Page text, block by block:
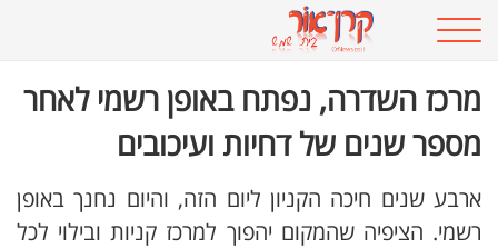
מרכז השדרה, נפתח באופן רשמי לאחר
מספר שנים של דחיות ועיכובים
ארבע שנים חיכה הקניון ליום הזה, והיום נחנך באופן
רשמי. הציפיה שהמקום יהפוך למרכז קניות ובילוי לכל